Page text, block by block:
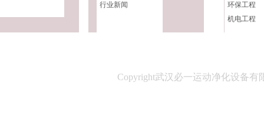
环保工程
机电工程
行业新闻
Copyright武汉必一运动净化设备